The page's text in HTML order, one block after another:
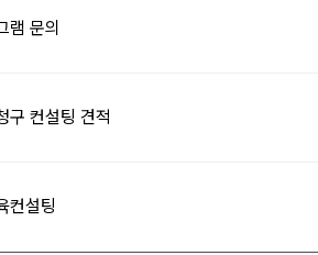
램 문의
구 컨설팅 견적
컨설팅